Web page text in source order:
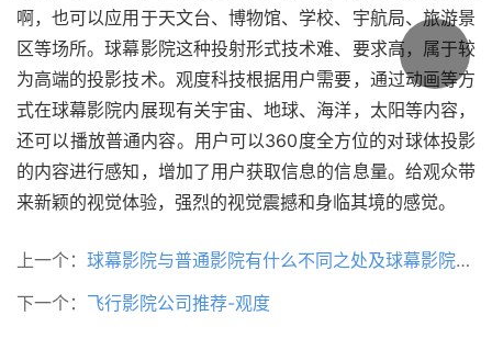
啊，也可以应用于天文台、博物馆、学校、宇航局、旅游景
区等场所。球幕影院这种投射形式技术难、要求高，属于较
为高端的投影技术。观度科技根据用户需要，通过动画等方
式在球幕影院内展现有关宇宙、地球、海洋，太阳等内容，
还可以播放普通内容。用户可以360度全方位的对球体投影
的内容进行感知，增加了用户获取信息的信息量。给观众带
来新颖的视觉体验，强烈的视觉震撼和身临其境的感觉。
上一个： 球幕影院与普通影院有什么不同之处及球幕影院的组成
下一个： 飞行影院公司推荐-观度